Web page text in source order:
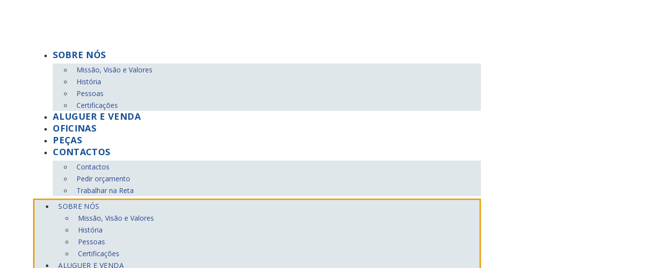
SOBRE NÓS
Missão, Visão e Valores
História
Pessoas
Certificações
ALUGUER E VENDA
OFICINAS
PEÇAS
CONTACTOS
Contactos
Pedir orçamento
Trabalhar na Reta
SOBRE NÓS
Missão, Visão e Valores
História
Pessoas
Certificações
ALUGUER E VENDA
Métodos de pagamento confiáveis.
As melhores ofertas do mercado.
Oportunidades
×